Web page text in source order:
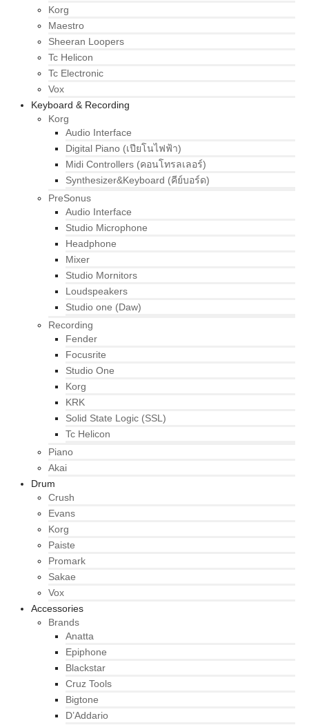
Korg
Maestro
Sheeran Loopers
Tc Helicon
Tc Electronic
Vox
Keyboard & Recording
Korg
Audio Interface
Digital Piano (เปียโนไฟฟ้า)
Midi Controllers (คอนโทรลเลอร์)
Synthesizer&Keyboard (คีย์บอร์ด)
PreSonus
Audio Interface
Studio Microphone
Headphone
Mixer
Studio Mornitors
Loudspeakers
Studio one (Daw)
Recording
Fender
Focusrite
Studio One
Korg
KRK
Solid State Logic (SSL)
Tc Helicon
Piano
Akai
Drum
Crush
Evans
Korg
Paiste
Promark
Sakae
Vox
Accessories
Brands
Anatta
Epiphone
Blackstar
Cruz Tools
Bigtone
D’Addario